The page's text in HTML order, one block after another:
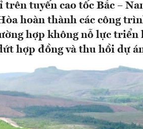
tuyến cao tốc Bắc –
hoàn thành các công
hợp không nỗ lực triển
hợp đồng và thu hồi dự